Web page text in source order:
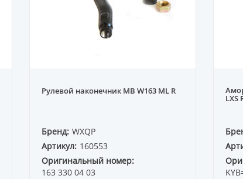
Рулевой наконечник MB W163 ML R
Бренд: WXQP
Артикул: 160553
Оригинальный номер:
163 330 04 03
LXS